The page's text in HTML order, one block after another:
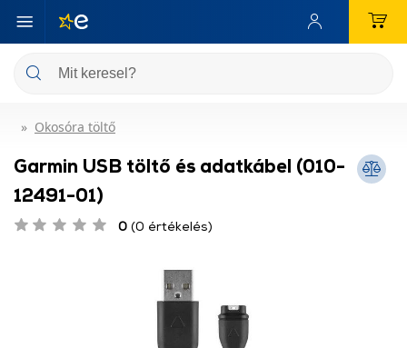
Okosóra töltő
Garmin USB töltő és adatkábel (010-
12491-01)
0 (0 értékelés)